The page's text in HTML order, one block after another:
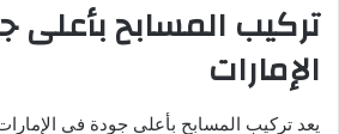
تركيب المسابح
الإمارات
يعد تركيب المسابح بأعلى جودة في